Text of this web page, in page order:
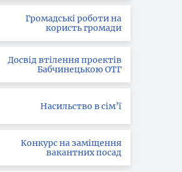
Громадські роботи на
користь громади
Досвід втілення проектів
Бабчинецькою ОТГ
Насильство в сім’ї
Конкурс на заміщення
вакантних посад